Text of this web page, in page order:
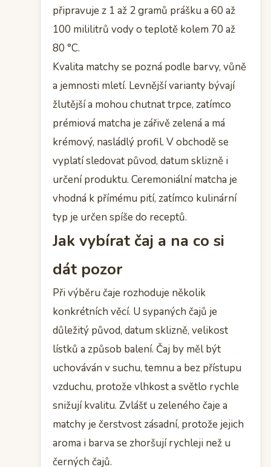
připravuje z 1 až 2 gramů prášku a 60 až
100 mililitrů vody o teplotě kolem 70 až
80 °C.
Kvalita matchy se pozná podle barvy, vůně
a jemnosti mletí. Levnější varianty bývají
žlutější a mohou chutnat trpce, zatímco
prémiová matcha je zářivě zelená a má
krémový, nasládlý profil. V obchodě se
vyplatí sledovat původ, datum sklizně i
určení produktu. Ceremoniální matcha je
vhodná k přímému pití, zatímco kulinární
typ je určen spíše do receptů.
Jak vybírat čaj a na co si
dát pozor
Při výběru čaje rozhoduje několik
konkrétních věcí. U sypaných čajů je
důležitý původ, datum sklizně, velikost
lístků a způsob balení. Čaj by měl být
uchováván v suchu, temnu a bez přístupu
vzduchu, protože vlhkost a světlo rychle
snižují kvalitu. Zvlášť u zeleného čaje a
matchy je čerstvost zásadní, protože jejich
aroma i barva se zhoršují rychleji než u
černých čajů.